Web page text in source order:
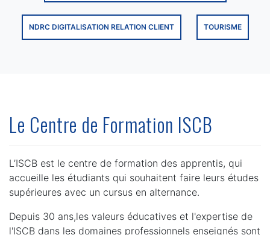
NDRC DIGITALISATION RELATION CLIENT TOURISME
Le Centre de Formation ISCB
L’ISCB est le centre de formation des apprentis, qui
accueille les étudiants qui souhaitent faire leurs études
supérieures avec un cursus en alternance.
Depuis 30 ans,les valeurs éducatives et l'expertise de
l'ISCB dans les domaines professionnels enseignés sont